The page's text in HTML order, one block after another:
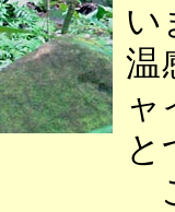
い
温
ャ
と